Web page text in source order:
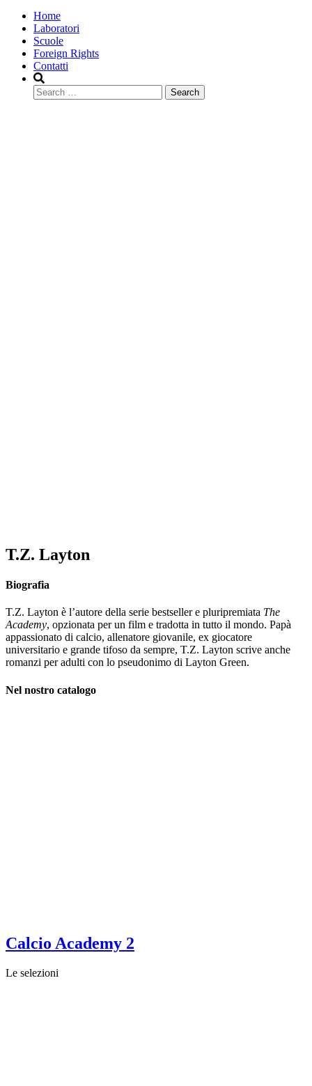
Home
Laboratori
Scuole
Foreign Rights
Contatti
Search
T.Z. Layton
Biografia
T.Z. Layton è l’autore della serie bestseller e pluripremiata The
Academy, opzionata per un film e tradotta in tutto il mondo. Papà
appassionato di calcio, allenatore giovanile, ex giocatore
universitario e grande tifoso da sempre, T.Z. Layton scrive anche
romanzi per adulti con lo pseudonimo di Layton Green.
Nel nostro catalogo
Calcio Academy 2
Le selezioni